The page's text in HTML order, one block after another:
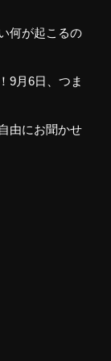
何が起こるの
9月6日、つま
由にお聞かせ